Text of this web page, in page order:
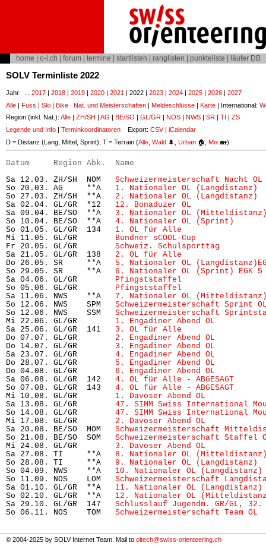
home o-l.ch forum termine startlisten ranglisten punkteliste läufer DB
SOLV Terminliste 2022
Jahr: ... 2017 | 2018 | 2019 | 2020 | 2021 | 2022 | 2023 | 2024 | 2025 | 2026 | 2027
Alle | Fuss | Ski | Bike Nat. und Meisterschaften | Meldeschlüsse | Karte | International:
Region (inkl. Nat.): Alle ZH/SH AG BE/SO GL/GR NOS NWS SR TI
ZS
Legende und Info | Terminkoordinatoren Export: CSV| iCalendar
D = Distanz (Lang, Mittel, Sprint), T = Terrain (Alle Wald 🌲, Urban 🏠, Mix 🏡)
Datum     Region Abk.  Name
Sa 12.03. ZH/SH  NOM Schweizermeisterschaft Nacht OL
So 20.03. AG     **A 1. Nationaler OL (Langdistanz)
So 27.03. ZH/SH  **A 2. Nationaler OL (Langdistanz)
Sa 02.04. GL/GR  *12 12. Bonaduzer OL
Sa 09.04. BE/SO  **A 3. Nationaler OL
So 10.04. BE/SO  **A 4. Nationaler OL (Sprint)
So 01.05. GL/GR  134 1. OL für Alle
Mi 11.05. GL/GR
Bündner sCOOL-Cup
Fr 20.05. GL/GR Schweiz. Schulsporttag
Sa 21.05. GL/GR  138 2. OL für Alle
Do 26.05. SR     **A 5. Nationaler OL
So 29.05. SR     **A 6. Nationaler OL (Sprint) EGK 5
Sa 04.06. GL/GR
Pfingststaffel
So 05.06. GL/GR
Pfingststaffel
Sa 11.06. NWS    **A 7. Nationaler OL
So 12.06. NWS    SPM Schweizermeisterschaft Sprint
So 12.06. NWS    SSM Schweizermeisterschaft
Mi 22.06. GL/GR 1. Engadiner Abend OL
Sa 25.06. GL/GR  141 3. OL für Alle
Do 07.07. GL/GR 2. Engadiner Abend OL
Do 14.07. GL/GR 3. Engadiner Abend OL
Sa 23.07. GL/GR 4. Engadiner Abend OL
Do 28.07. GL/GR 5. Engadiner Abend OL
Do 04.08. GL/GR 6. Engadiner Abend OL
Sa 06.08. GL/GR  142 4. OL für Alle - ABGESAGT
So 07.08. GL/GR  143 4. OL für Alle - ABGESAGT
Mi 10.08. GL/GR 1. Davoser Abend OL
Sa 13.08. GL/GR 47. SIMM Swiss International
So 14.08. GL/GR 47. SIMM Swiss International
Mi 17.08. GL/GR 2. Davoser Abend OL
Sa 20.08. BE/SO  MOM Schweizermeisterschaft
So 21.08. BE/SO  SOM Schweizermeisterschaft Staffel
Mi 24.08. GL/GR 3. Davoser Abend OL
Sa 27.08. TI     **A 8. Nationaler OL
So 28.08. TI     **A 9. Nationaler OL (Langdistanz)
So 04.09. NWS    **A 10. Nationaler OL (Langdistanz)
So 11.09. NOS    LOM Schweizermeisterschaft
Sa 01.10. GL/GR  **A 11. Nationaler OL (Langdistanz)
So 02.10. GL/GR  **A 12. Nationaler OL
Sa 29.10. GL/GR  147 Schlusslauf Jugendm. GR/GL, 32.
So 06.11. NOS    TOM Schweizermeisterschaft Team OL
© 2004-2025 by SOLV Internet Team. Mail to oltech@swiss-orienteering.ch